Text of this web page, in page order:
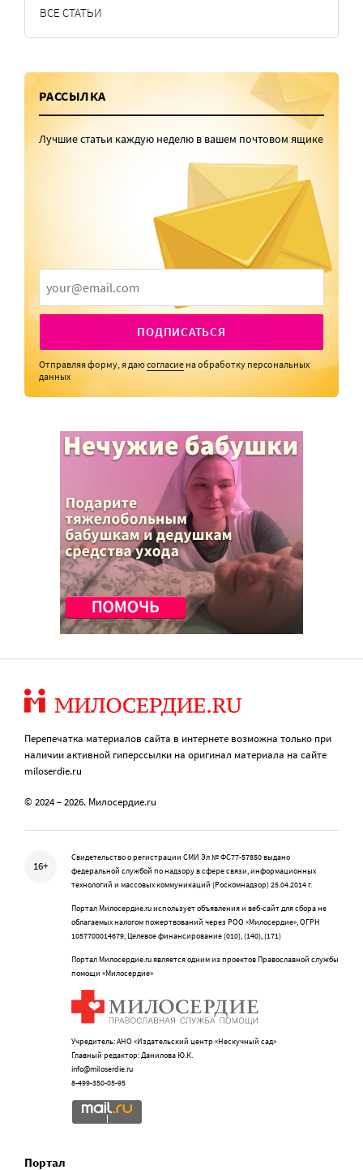
ВСЕ СТАТЬИ
РАССЫЛКА
Лучшие статьи каждую неделю в вашем почтовом ящике
ПОДПИСАТЬСЯ
Отправляя форму, я даюсогласие на обработку персональных
данных
Перепечатка материалов сайта в интернете возможна только при
наличии активной гиперссылки на оригинал материала на сайте
miloserdie.ru
© 2024 – 2026. Милосердие.ru
16+
Свидетельство о регистрации СМИ Эл № ФС77-57850 выдано
федеральной службой по надзору в сфере связи, информационных
технологий и массовых коммуникаций (Роскомнадзор) 25.04.2014 г.
Портал Милосердие.ru использует объявления и веб-сайт для сбора не
облагаемых налогом пожертвований через РОО «Милосердие», ОГРН
1057700014679, Целевое финансирование (010), (140), (171)
Портал Милосердие.ru является одним из проектов Православной службы
помощи «Милосердие»
Учредитель: АНО «Издательский центр «Нескучный сад»
Главный редактор: Данилова Ю.К.
info@miloserdie.ru
8-499-350-05-95
Портал